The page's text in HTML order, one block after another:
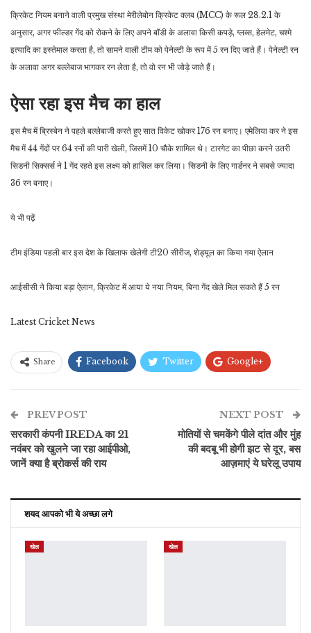
क्रिकेट नियम बनाने वाली प्रमुख संस्था मेरीलेबोन क्रिकेट क्लब (MCC) के रूल 28.2.1 के
अनुसार, अगर फील्डर गेंद को रोकने के लिए अपने बॉडी के अलावा किसी कपड़े, ग्लव्स, हेलमेट, चश्मे
इत्यादि का इस्तेमाल करता है, तो सामने वाली टीम को पेनेल्टी के रूप में 5 रन दिए जाते हैं। पेनेल्टी रन
के अलावा अगर बल्लेबाज भागकर रन लेता है, तो वो रन भी जोड़े जाते हैं।
ऐसा रहा इस मैच का हाल
इस मैच में ब्रिस्बेन ने पहले बल्लेबाजी करते हुए सात विकेट खोकर 176 रन बनाए। एमेलिया कर ने इस
मैच में 44 गेंदों पर 64 रनों की पारी खेली, जिसमें 10 चौके शामिल थे। टारगेट का पीछा करने उतरी
सिडनी सिक्सर्स ने 1 गेंद रहते इस लक्ष्य को हासिल कर लिया। सिडनी के लिए गार्डनर ने सबसे ज्यादा
36 रन बनाए।
ये भी पढ़ें
टीम इंडिया पहली बार इस देश के खिलाफ खेलेगी टी20 सीरीज, शेड्यूल का किया गया ऐलान
आईसीसी ने किया बड़ा ऐलान, क्रिकेट में आया ये नया नियम, बिना गेंद खेले मिल सकते हैं 5 रन
Latest Cricket News
Share Facebook Twitter Google+
ईमेल
PREV POST
सरकारी कंपनी IREDA का 21
नवंबर को खुलने जा रहा आईपीओ,
जानें क्या है ब्रोकर्स की राय
NEXT POST
मोतियों से चमकेंगे पीले दांत और मुंह
की बदबू भी होगी झट से दूर, बस
आज़माएं ये घरेलू उपाय
शयद आपको भी ये अच्छा लगे
खेल खेल